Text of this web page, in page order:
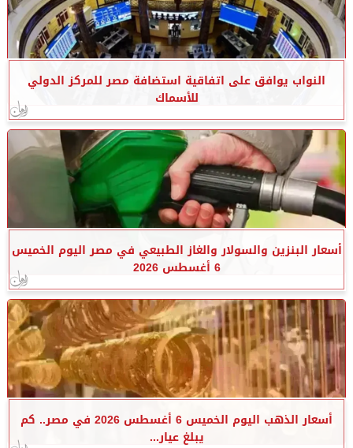
النواب يوافق على اتفاقية استضافة مصر للمركز الدولي
للأسماك
أسعار البنزين والسولار والغاز الطبيعي في مصر اليوم الخميس
6 أغسطس 2026
أسعار الذهب اليوم الخميس 6 أغسطس 2026 في مصر.. كم
يبلغ عيار...